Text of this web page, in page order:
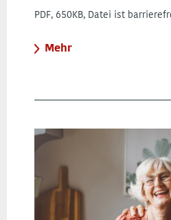
PDF, 650KB, Datei ist
Mehr